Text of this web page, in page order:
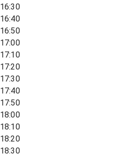
16:30
16:40
16:50
17:00
17:10
17:20
17:30
17:40
17:50
18:00
18:10
18:20
18:30